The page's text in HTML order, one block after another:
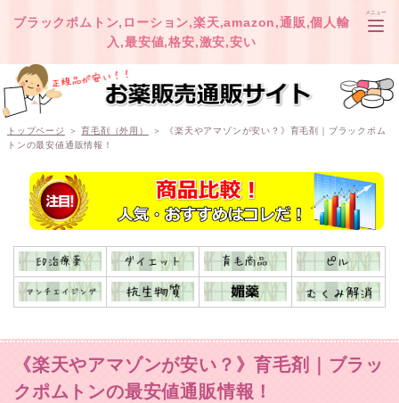
ブラックポムトン,ローション,楽天,amazon,通販,個人輸
入,最安値,格安,激安,安い
メニュー
TOP
オオサカ堂
ベストケンコー
トップページ ＞育毛剤（外用）
＞ 《楽天やアマゾンが安い？》育毛剤｜ブラックポム
トンの最安値通販情報！
《楽天やアマゾンが安い？》育毛剤｜ブラッ
クポムトンの最安値通販情報！